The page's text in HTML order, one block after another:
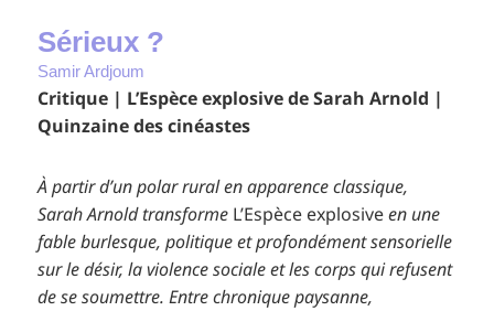
Sérieux ?
Samir Ardjoum
Critique | L’Espèce explosive de Sarah Arnold |
Quinzaine des cinéastes
À partir d’un polar rural en apparence classique,
Sarah Arnold transforme L’Espèce explosiveen une
fable burlesque, politique et profondément sensorielle
sur le désir, la violence sociale et les corps qui refusent
de se soumettre. Entre chronique paysanne,